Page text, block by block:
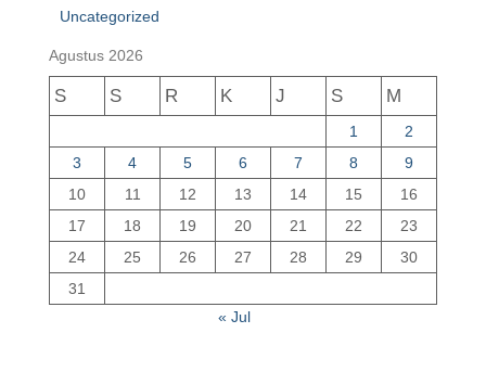
Uncategorized
Agustus 2026
S S R K J S M
1
2
3
4 5 6 7 8
9
10
11 12 13 14 15
16
17
18 19 20 21 22
23
24
25 26 27 28 29
30
31
« Jul